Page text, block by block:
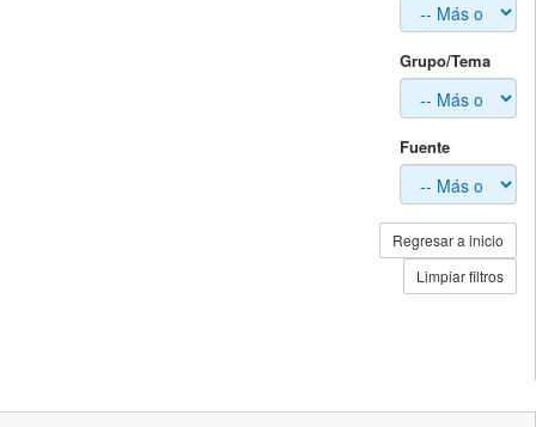
Grupo/Tema
Fuente
Regresar a inicio
Limpiar filtros